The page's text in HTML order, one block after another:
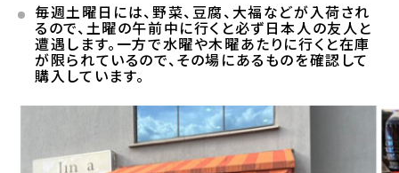
毎週土曜日には、野菜、豆腐、大福などが入荷され
るので、土曜の午前中に行くと必ず日本人の友人と
遭遇します。一方で水曜や木曜あたりに行くと在庫
が限られているので、その場にあるものを確認して
購入しています。